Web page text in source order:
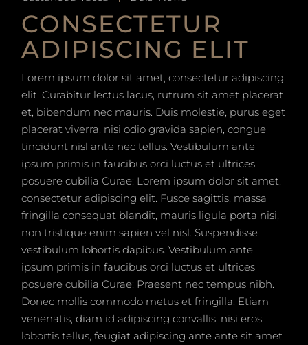
CONSECTETUR
ADIPISCING ELIT
Lorem ipsum dolor sit amet, consectetur adipiscing
elit. Curabitur lectus lacus, rutrum sit amet placerat
et, bibendum nec mauris. Duis molestie, purus eget
placerat viverra, nisi odio gravida sapien, congue
tincidunt nisl ante nec tellus. Vestibulum ante
ipsum primis in faucibus orci luctus et ultrices
posuere cubilia Curae; Lorem ipsum dolor sit amet,
consectetur adipiscing elit. Fusce sagittis, massa
fringilla consequat blandit, mauris ligula porta nisi,
non tristique enim sapien vel nisl. Suspendisse
vestibulum lobortis dapibus. Vestibulum ante
ipsum primis in faucibus orci luctus et ultrices
posuere cubilia Curae; Praesent nec tempus nibh.
Donec mollis commodo metus et fringilla. Etiam
venenatis, diam id adipiscing convallis, nisi eros
lobortis tellus, feugiat adipiscing ante ante sit amet